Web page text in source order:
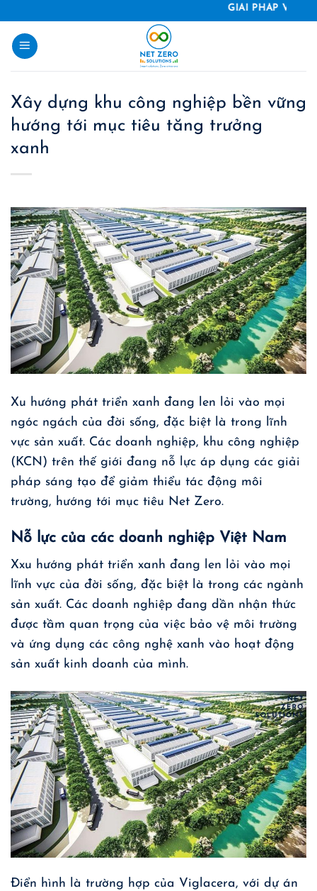
content
GIẢI PHÁP VÀ SẢN
Xây dựng khu công nghiệp bền vững
hướng tới mục tiêu tăng trưởng
xanh
Xu hướng phát triển xanh đang len lỏi vào mọi
ngóc ngách của đời sống, đặc biệt là trong lĩnh
vực sản xuất. Các doanh nghiệp, khu công nghiệp
(KCN) trên thế giới đang nỗ lực áp dụng các giải
pháp sáng tạo để giảm thiểu tác động môi
trường, hướng tới mục tiêu Net Zero.
Nỗ lực của các doanh nghiệp Việt Nam
Xxu hướng phát triển xanh đang len lỏi vào mọi
lĩnh vực của đời sống, đặc biệt là trong các ngành
sản xuất. Các doanh nghiệp đang dần nhận thức
được tầm quan trọng của việc bảo vệ môi trường
và ứng dụng các công nghệ xanh vào hoạt động
sản xuất kinh doanh của mình.
Điển hình là trường hợp của Viglacera, với dự án